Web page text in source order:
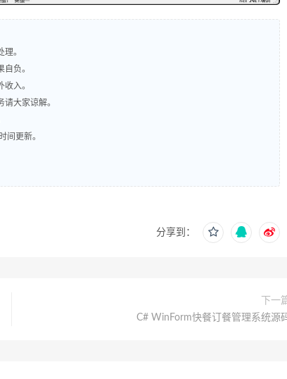
。
负。
入。
大家谅解。
间更新。
分享到：
下一
C# WinForm快餐订餐管理系统源